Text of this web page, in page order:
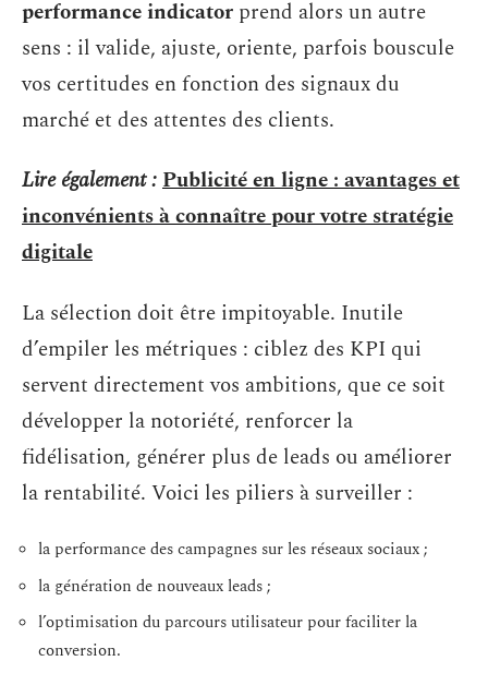
performance indicator prend alors un autre
sens : il valide, ajuste, oriente, parfois bouscule
vos certitudes en fonction des signaux du
marché et des attentes des clients.
Lire également :Publicité en ligne : avantages et
inconvénients à connaître pour votre stratégie
digitale
La sélection doit être impitoyable. Inutile
d’empiler les métriques : ciblez des KPI qui
servent directement vos ambitions, que ce soit
développer la notoriété, renforcer la
fidélisation, générer plus de leads ou améliorer
la rentabilité. Voici les piliers à surveiller :
la performance des campagnes sur les réseaux sociaux ;
la génération de nouveaux leads ;
l’optimisation du parcours utilisateur pour faciliter la
conversion.